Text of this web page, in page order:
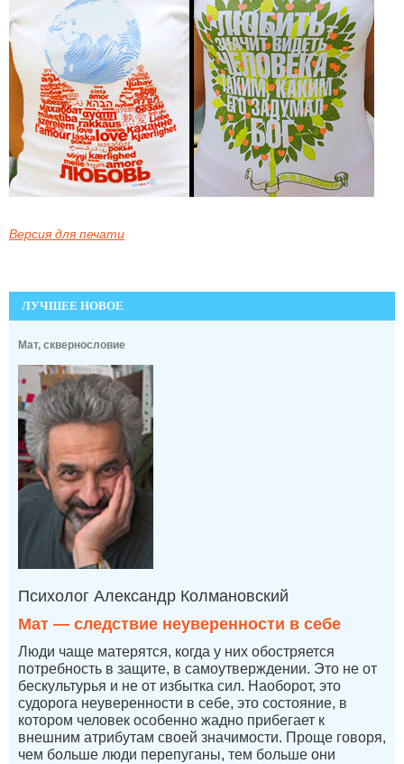
Версия для печати
ЛУЧШЕЕ НОВОЕ
Мат, сквернословие
Психолог Александр Колмановский
Мат — следствие неуверенности в себе
Люди чаще матерятся, когда у них обостряется
потребность в защите, в самоутверждении. Это не от
бескультурья и не от избытка сил. Наоборот, это
судорога неуверенности в себе, это состояние, в
котором человек особенно жадно прибегает к
внешним атрибутам своей значимости. Проще говоря,
чем больше люди перепуганы, тем больше они